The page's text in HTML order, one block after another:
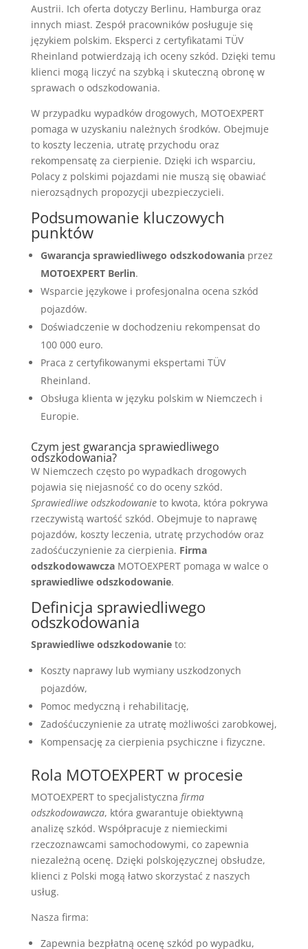
Austrii. Ich oferta dotyczy Berlinu, Hamburga oraz
innych miast. Zespół pracowników posługuje się
językiem polskim. Eksperci z certyfikatami TÜV
Rheinland potwierdzają ich oceny szkód. Dzięki temu
klienci mogą liczyć na szybką i skuteczną obronę w
sprawach o odszkodowania.
W przypadku wypadków drogowych, MOTOEXPERT
pomaga w uzyskaniu należnych środków. Obejmuje
to koszty leczenia, utratę przychodu oraz
rekompensatę za cierpienie. Dzięki ich wsparciu,
Polacy z polskimi pojazdami nie muszą się obawiać
nierozsądnych propozycji ubezpieczycieli.
Podsumowanie kluczowych
punktów
Gwarancja sprawiedliwego odszkodowaniaprzez
MOTOEXPERT Berlin.
Wsparcie językowe i profesjonalna ocena szkód
pojazdów.
Doświadczenie w dochodzeniu rekompensat do
100 000 euro.
Praca z certyfikowanymi ekspertami TÜV
Rheinland.
Obsługa klienta w języku polskim w Niemczech i
Europie.
Czym jest gwarancja sprawiedliwego
odszkodowania?
W Niemczech często po wypadkach drogowych
pojawia się niejasność co do oceny szkód.
Sprawiedliwe odszkodowanieto kwota, która pokrywa
rzeczywistą wartość szkód. Obejmuje to naprawę
pojazdów, koszty leczenia, utratę przychodów oraz
zadośćuczynienie za cierpienia. Firma
odszkodowawczaMOTOEXPERT pomaga w walce o
sprawiedliwe odszkodowanie.
Definicja sprawiedliwego
odszkodowania
Sprawiedliwe odszkodowanieto:
Koszty naprawy lub wymiany uszkodzonych
pojazdów,
Pomoc medyczną i rehabilitację,
Zadośćuczynienie za utratę możliwości zarobkowej,
Kompensację za cierpienia psychiczne i fizyczne.
Rola MOTOEXPERT w procesie
MOTOEXPERT to specjalistyczna firma
odszkodowawcza, która gwarantuje obiektywną
analizę szkód. Współpracuje z niemieckimi
rzeczoznawcami samochodowymi, co zapewnia
niezależną ocenę. Dzięki polskojęzycznej obsłudze,
klienci z Polski mogą łatwo skorzystać z naszych
usług.
Nasza firma:
Zapewnia bezpłatną ocenę szkód po wypadku,